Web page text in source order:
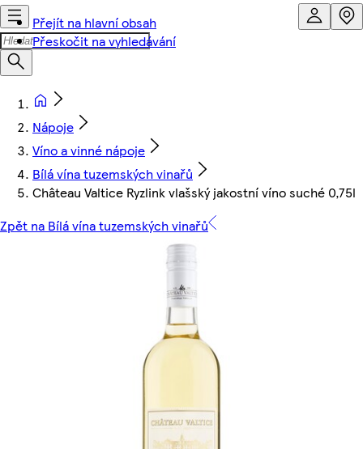
Přejít na hlavní obsah
Přeskočit na vyhledávání
Nápoje
Víno a vinné nápoje
Bílá vína tuzemských vinařů
Château Valtice Ryzlink vlašský jakostní víno suché 0,75l
Zpět na Bílá vína tuzemských vinařů